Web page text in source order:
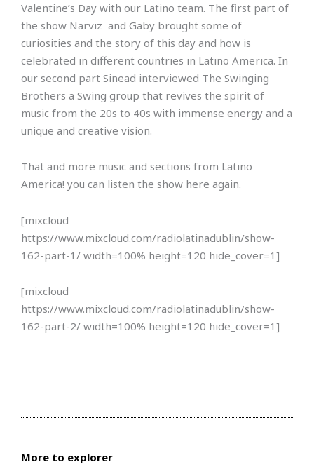
Valentine’s Day with our Latino team. The first part of
the show Narviz and Gaby brought some of
curiosities and the story of this day and how is
celebrated in different countries in Latino America. In
our second part Sinead interviewed The Swinging
Brothers a Swing group that revives the spirit of
music from the 20s to 40s with immense energy and a
unique and creative vision.
That and more music and sections from Latino
America! you can listen the show here again.
[mixcloud
https://www.mixcloud.com/radiolatinadublin/show-
162-part-1/ width=100% height=120 hide_cover=1]
[mixcloud
https://www.mixcloud.com/radiolatinadublin/show-
162-part-2/ width=100% height=120 hide_cover=1]
More to explorer